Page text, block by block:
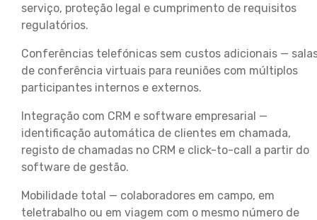
serviço, proteção legal e cumprimento de requisitos
regulatórios.
Conferências telefónicas sem custos adicionais —
de conferência virtuais para reuniões com múltiplos
participantes internos e externos.
Integração com CRM e software empresarial —
identificação automática de clientes em chamada,
registo de chamadas no CRM e click-to-call a partir do
software de gestão.
Mobilidade total — colaboradores em campo, em
teletrabalho ou em viagem com o mesmo número de